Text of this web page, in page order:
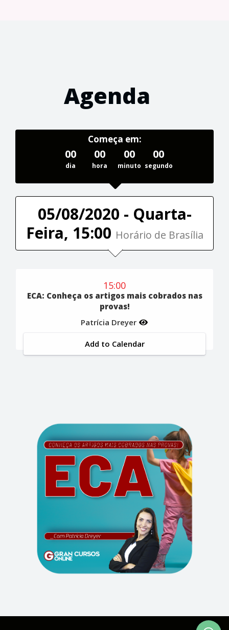
Agenda
Começa em:
00
dia
00
hora
00
minuto
00
segundo
05/08/2020 - Quarta-
Feira, 15:00 Horário de Brasília
15:00
ECA: Conheça os artigos mais cobrados nas
provas!
Patrícia Dreyer
Add to Calendar